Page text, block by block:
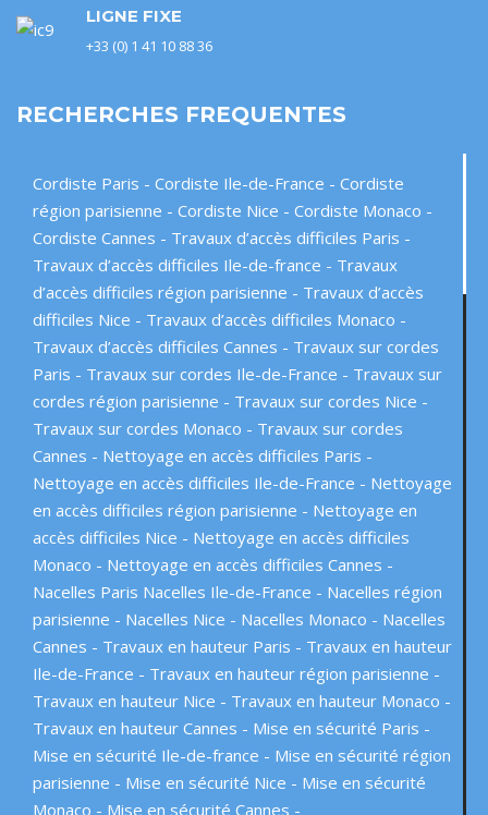
LIGNE FIXE
+33 (0) 1 41 10 88 36
RECHERCHES FREQUENTES
Cordiste Paris Cordiste Ile-de-France
Cordiste
région parisienne
Cordiste Nice
Cordiste Monaco
Cordiste Cannes
Travaux d’accès difficiles Paris
Travaux d’accès difficiles Ile-de-france
Travaux
d’accès difficiles région parisienne
Travaux d’accès
difficiles Nice
Travaux d’accès difficiles Monaco
Travaux d’accès difficiles Cannes
Travaux sur cordes
Paris
Travaux sur cordes Ile-de-France
Travaux sur
cordes région parisienne
Travaux sur cordes Nice
Travaux sur cordes Monaco
Travaux sur cordes
Cannes
Nettoyage en accès difficiles Paris
Nettoyage en accès difficiles Ile-de-France
Nettoyage
en accès difficiles région parisienne
Nettoyage en
accès difficiles Nice
Nettoyage en accès difficiles
Monaco
Nettoyage en accès difficiles Cannes
Nacelles Paris Nacelles Ile-de-France
Nacelles région
parisienne
Nacelles Nice Nacelles Monaco
Nacelles
Cannes
Travaux en hauteur Paris
Travaux en hauteur
Ile-de-France
Travaux en hauteur région parisienne
Travaux en hauteur Nice
Travaux en hauteur Monaco
Travaux en hauteur Cannes
Mise en sécurité Paris
Mise en sécurité Ile-de-france
Mise en sécurité région
parisienne
Mise en sécurité Nice
Mise en sécurité
Monaco
Mise en sécurité Cannes